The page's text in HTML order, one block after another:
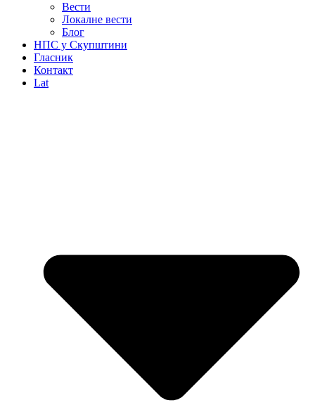
Вести
Локалне вести
Блог
НПС у Скупштини
Гласник
Контакт
Lat